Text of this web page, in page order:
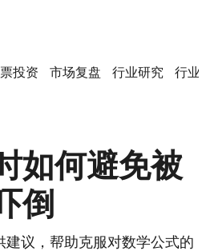
投资 市场复盘 行业研究 行业
如何避免被
倒
议，帮助克服对数学公式的